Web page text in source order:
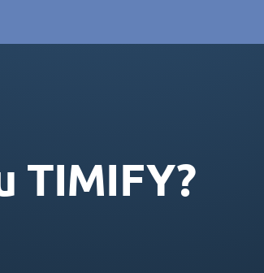
TIMIFY?